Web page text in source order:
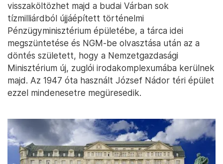
visszaköltözhet majd a budai Várban sok
tízmilliárdból újjáépített történelmi
Pénzügyminisztérium épületébe, a tárca idei
megszüntetése és NGM-be olvasztása után az a
döntés született, hogy a Nemzetgazdasági
Minisztérium új, zuglói irodakomplexumába kerülnek
majd. Az 1947 óta használt József Nádor téri épület
ezzel mindenesetre megüresedik.